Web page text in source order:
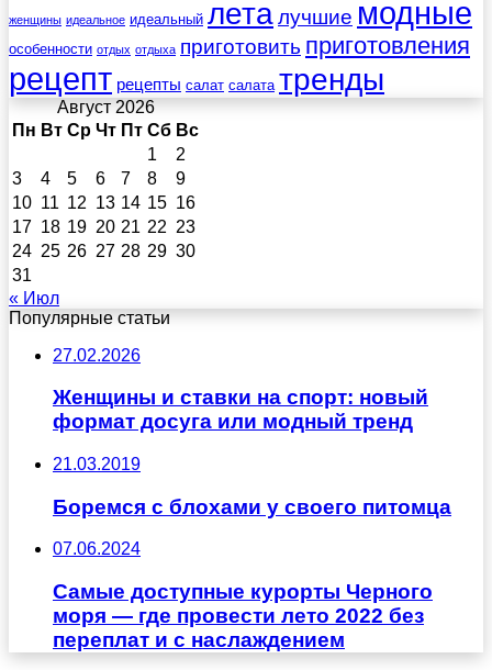
женщины идеальное идеальный леталучшие модные
особенности отдых отдыха приготовить приготовления
рецепт рецепты салат салата тренды
Август 2026
Пн Вт Ср Чт Пт Сб Вс
1
2
3
4 5 6 7 8
9
10 11 12 13 14 15 16
17 18 19 20 21 22 23
24 25 26 27 28 29 30
31
« Июл
Популярные статьи
27.02.2026
Женщины и ставки на спорт: новый
формат досуга или модный тренд
21.03.2019
Боремся с блохами у своего питомца
07.06.2024
Самые доступные курорты Черного
моря — где провести лето 2022 без
переплат и с наслаждением